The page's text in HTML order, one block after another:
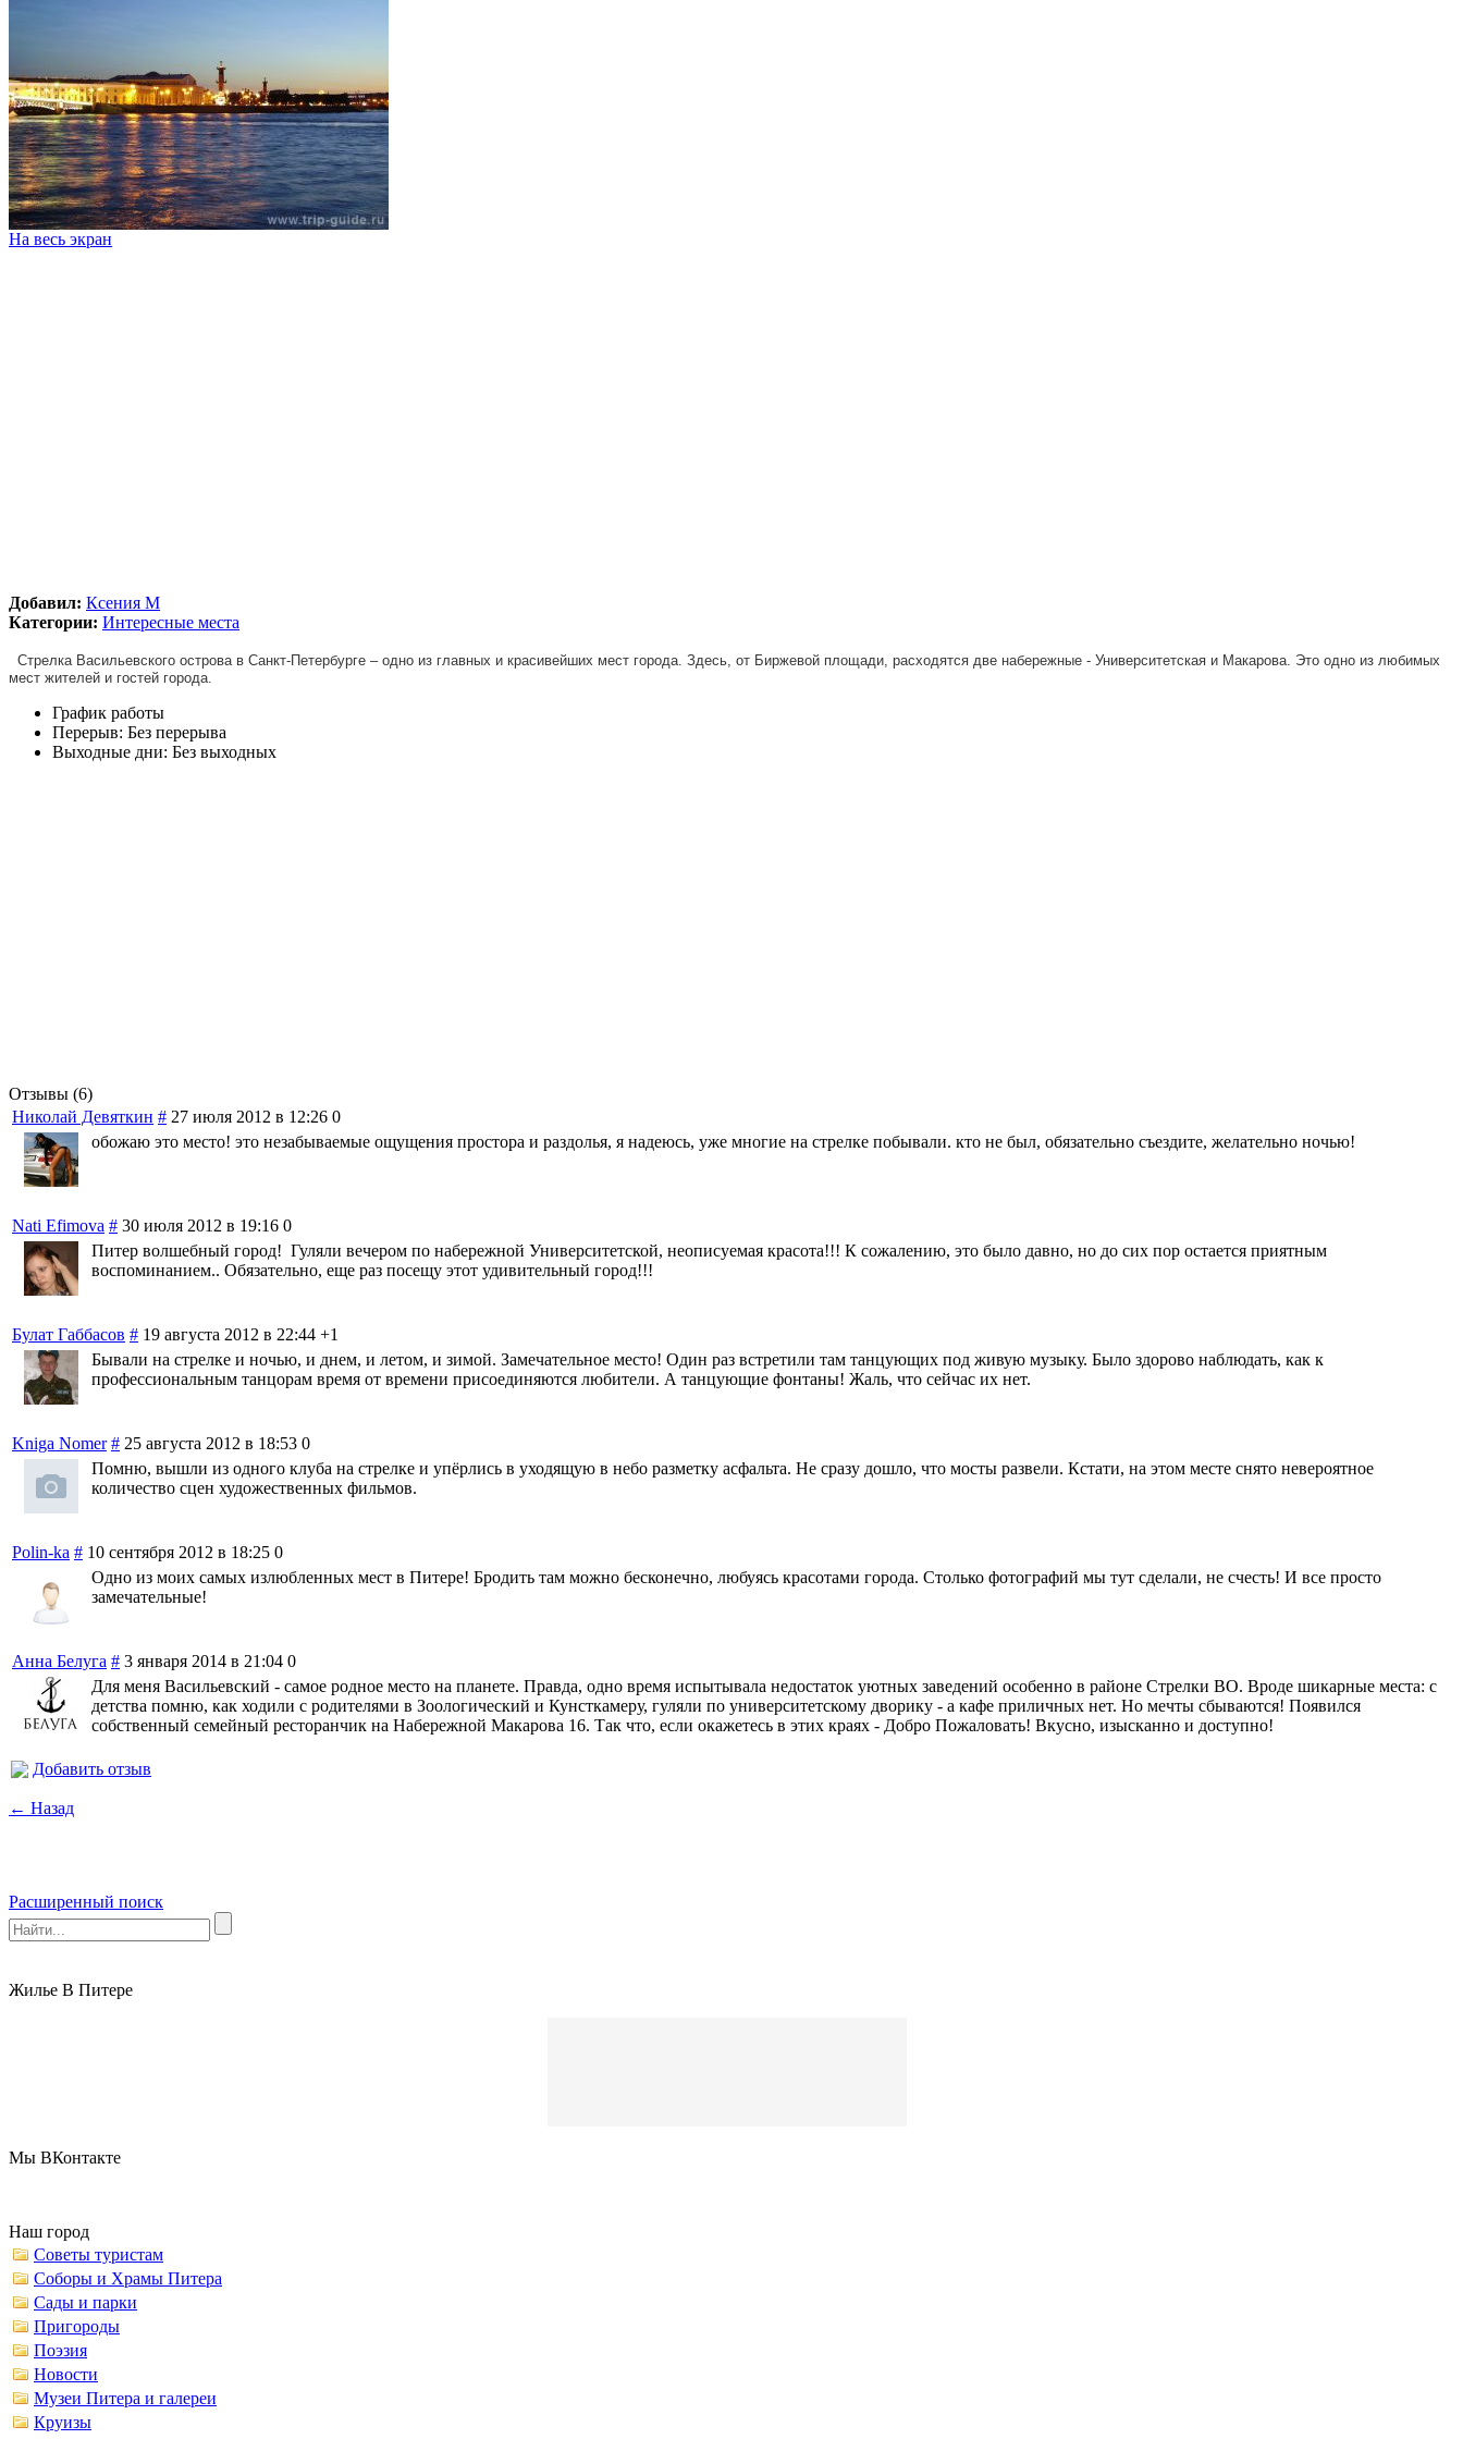
На весь экран
Добавил: Ксения М
Категории: Интересные места
Стрелка Васильевского острова в Санкт-Петербурге – одно из главных и красивейших мест города. Здесь, от Биржевой площади, расходятся две набережные - Университетская и Макарова. Это одно из любимых
мест жителей и гостей города.
График работы
Перерыв: Без перерыва
Выходные дни: Без выходных
Отзывы (6)
Николай Девяткин # 27 июля 2012 в 12:26 0
обожаю это место! это незабываемые ощущения простора и раздолья, я надеюсь, уже многие на стрелке побывали. кто не был, обязательно съездите, желательно ночью!
Nati Efimova # 30 июля 2012 в 19:16 0
Питер волшебный город! Гуляли вечером по набережной Университетской, неописуемая красота!!! К сожалению, это было давно, но до сих пор остается приятным
воспоминанием.. Обязательно, еще раз посещу этот удивительный город!!!
Булат Габбасов # 19 августа 2012 в 22:44 +1
Бывали на стрелке и ночью, и днем, и летом, и зимой. Замечательное место! Один раз встретили там танцующих под живую музыку. Было здорово наблюдать, как к
профессиональным танцорам время от времени присоединяются любители. А танцующие фонтаны! Жаль, что сейчас их нет.
Kniga Nomer # 25 августа 2012 в 18:53 0
Помню, вышли из одного клуба на стрелке и упёрлись в уходящую в небо разметку асфальта. Не сразу дошло, что мосты развели. Кстати, на этом месте снято невероятное
количество сцен художественных фильмов.
Polin-ka # 10 сентября 2012 в 18:25 0
Одно из моих самых излюбленных мест в Питере! Бродить там можно бесконечно, любуясь красотами города. Столько фотографий мы тут сделали, не счесть! И все просто
замечательные!
Анна Белуга # 3 января 2014 в 21:04 0
Для меня Васильевский - самое родное место на планете. Правда, одно время испытывала недостаток уютных заведений особенно в районе Стрелки ВО. Вроде шикарные места: с
детства помню, как ходили с родителями в Зоологический и Кунсткамеру, гуляли по университетскому дворику - а кафе приличных нет. Но мечты сбываются! Появился
собственный семейный ресторанчик на Набережной Макарова 16. Так что, если окажетесь в этих краях - Добро Пожаловать! Вкусно, изысканно и доступно!
Добавить отзыв
← Назад
Расширенный поиск
Жилье В Питере
Мы ВКонтакте
Наш город
Советы туристам
Соборы и Храмы Питера
Сады и парки
Пригороды
Поэзия
Новости
Музеи Питера и галереи
Круизы